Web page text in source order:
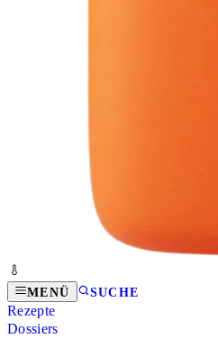
MENÜ SUCHE
Rezepte
Dossiers